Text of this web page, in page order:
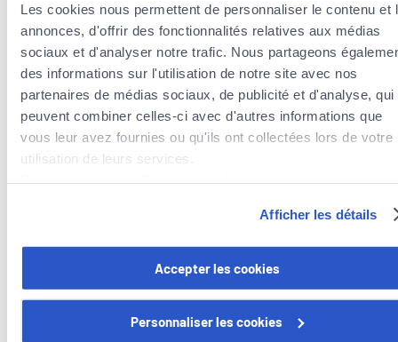
Les cookies nous permettent de personnaliser le contenu et
annonces, d'offrir des fonctionnalités relatives aux médias
sociaux et d'analyser notre trafic. Nous partageons
des informations sur l'utilisation de notre site avec nos
partenaires de médias sociaux, de publicité et d'analyse, qui
peuvent combiner celles-ci avec d'autres informations que
vous leur avez fournies ou qu'ils ont collectées lors de votre
utilisation de leurs services.
Vous avez la possibilité de retirer votre consentement à tout
moment en cliquant sur le lien "gestion des cookies" en bas
Afficher les détails
Accepter les cookies
Personnaliser les cookies
Agents d’assurances à proximité de la
commune de Steinsel
Agents d’assurances dans la commune de Walferdange
Agents d’assurances dans la commune de Kopstal